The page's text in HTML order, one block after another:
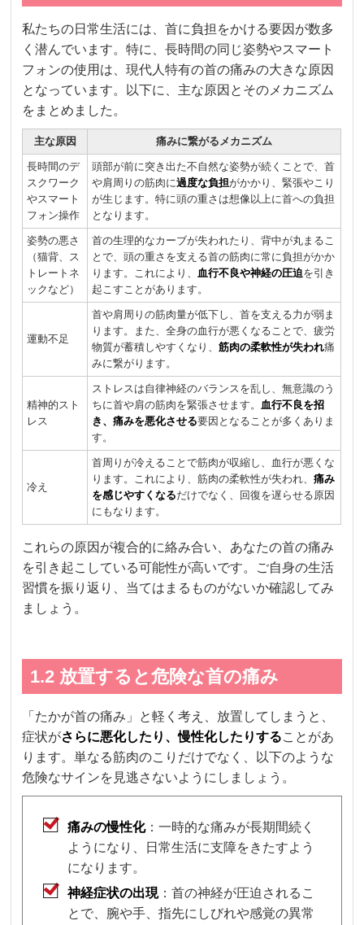
私たちの日常生活には、首に負担をかける要因が数多
く潜んでいます。特に、長時間の同じ姿勢やスマート
フォンの使用は、現代人特有の首の痛みの大きな原因
となっています。以下に、主な原因とそのメカニズム
をまとめました。
主な原因 痛みに繋がるメカニズム
長時間のデ
スクワーク
やスマート
フォン操作
頭部が前に突き出た不自然な姿勢が続くことで、首
や肩周りの筋肉に過度な負担がかかり、緊張やこり
が生じます。特に頭の重さは想像以上に首への負担
となります。
姿勢の悪さ
（猫背、ス
トレートネ
ックなど）
首の生理的なカーブが失われたり、背中が丸まるこ
とで、頭の重さを支える首の筋肉に常に負担がかか
ります。これにより、 血行不良や神経の圧迫を引き
起こすことがあります。
運動不足
首や肩周りの筋肉量が低下し、首を支える力が弱ま
ります。また、全身の血行が悪くなることで、疲労
物質が蓄積しやすくなり、筋肉の柔軟性が失われ痛
みに繋がります。
精神的スト
レス
ストレスは自律神経のバランスを乱し、無意識のう
ちに首や肩の筋肉を緊張させます。 血行不良を招
き、痛みを悪化させる要因となることが多くありま
す。
冷え
首周りが冷えることで筋肉が収縮し、血行が悪くな
ります。これにより、筋肉の柔軟性が失われ、痛み
を感じやすくなるだけでなく、回復を遅らせる原因
にもなります。
これらの原因が複合的に絡み合い、あなたの首の痛み
を引き起こしている可能性が高いです。ご自身の生活
習慣を振り返り、当てはまるものがないか確認してみ
ましょう。
1.2 放置すると危険な首の痛み
「たかが首の痛み」と軽く考え、放置してしまうと、
症状がさらに悪化したり、慢性化したりすることがあ
ります。単なる筋肉のこりだけでなく、以下のような
危険なサインを見逃さないようにしましょう。
痛みの慢性化：一時的な痛みが長期間続く
ようになり、日常生活に支障をきたすよう
になります。
神経症状の出現：首の神経が圧迫されるこ
とで、腕や手、指先にしびれや感覚の異常